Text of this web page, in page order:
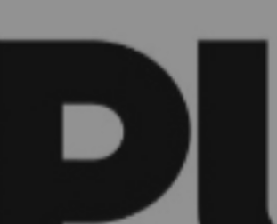
des actes